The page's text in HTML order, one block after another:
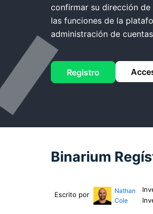
confirmar su dirección
las funciones de la
administración de
Registro
Binarium
Escrito por
Nathan
Cole